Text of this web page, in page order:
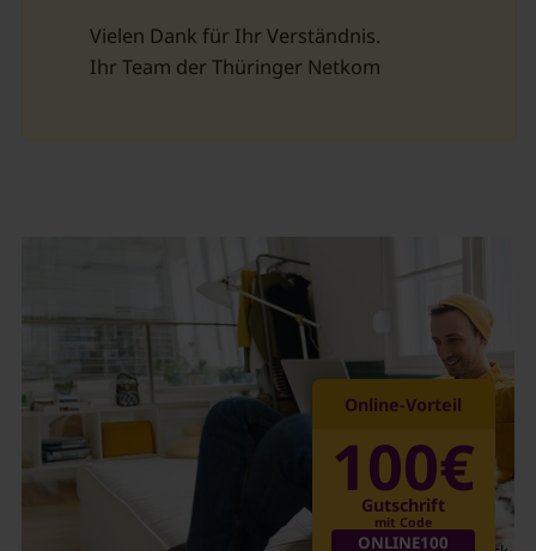
Vielen Dank für Ihr Verständnis.
Ihr Team der Thüringer Netkom
Online-Vorteil
100€
Gutschrift
mit Code
ONLINE100